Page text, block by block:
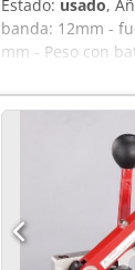
Estado: usado,
banda: 12mm -
mm - Peso con
usted a
Obtención de